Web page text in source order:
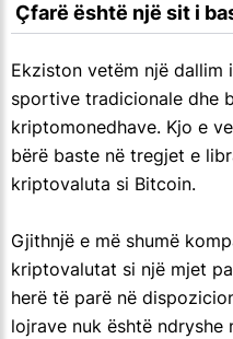
Çfarë është një sit i
Ekziston vetëm një dallim
sportive tradicionale dhe
kriptomonedhave. Kjo e
bërë baste në tregjet e
kriptovaluta si Bitcoin.
Gjithnjë e më shumë
kriptovalutat si një mjet
herë të parë në
lojrave nuk është ndryshe